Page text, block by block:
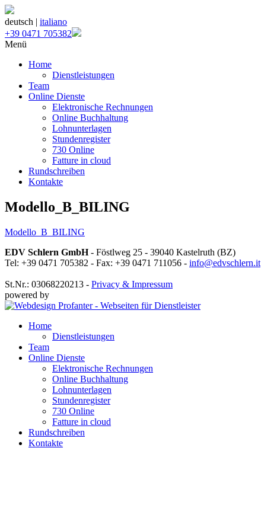
deutsch | italiano
+39 0471 705382
Menü
Home
Dienstleistungen
Team
Online Dienste
Elektronische Rechnungen
Online Buchhaltung
Lohnunterlagen
Stundenregister
730 Online
Fatture in cloud
Rundschreiben
Kontakte
Modello_B_BILING
Modello_B_BILING
EDV Schlern GmbH- Föstlweg 25 - 39040 Kastelruth (BZ)
Tel: +39 0471 705382 - Fax: +39 0471 711056 - info@edvschlern.it
St.Nr.: 03068220213 - Privacy & Impressum
powered by
Home
Dienstleistungen
Team
Online Dienste
Elektronische Rechnungen
Online Buchhaltung
Lohnunterlagen
Stundenregister
730 Online
Fatture in cloud
Rundschreiben
Kontakte